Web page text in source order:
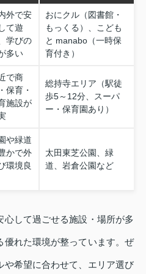
外で安
て遊
学びの
多い
おにクル（図書館・
もっくる）、こども
と manabo（一時保
育付き）
で商
保育・
施設が
総持寺エリア（駅徒
歩5～12分、スーパ
ー・保育園あり）
や緑道
かで外
環境良
太田東芝公園、緑
道、岩倉公園など
して過ごせる施設・場所が多
優れた環境が整っています。ぜ
や希望に合わせて、エリア選び